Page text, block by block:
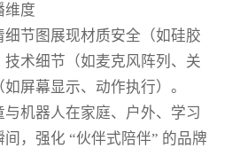
维度
节图展现材质安全（如硅胶
术细节（如麦克风阵列、关
屏幕显示、动作执行）。
机器人在家庭、户外、学习
，强化 “伙伴式陪伴” 的品牌